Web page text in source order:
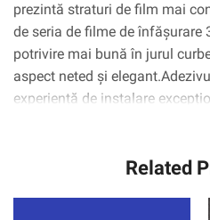
prezintă straturi de film mai
de seria de filme de înfășurare
potrivire mai bună în jurul
aspect neted și
experiență de instalare
inițiale pentru o repoziționare
de lansare a aerului, care fac
Related